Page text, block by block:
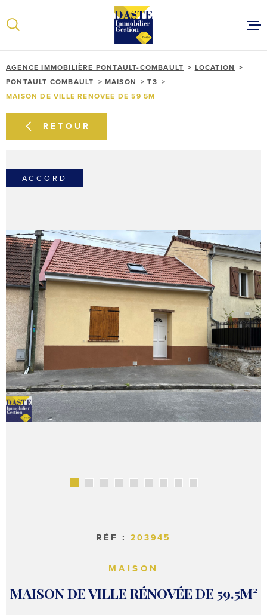
recherche
au
principal
au
ACCUEIL
VENTES
AGENCE IMMOBILIÈRE PONTAULT-COMBAULT
LOCATION
PONTAULT COMBAULT
MAISON
T3
MAISON DE VILLE RENOVEE DE 59 5M
RETOUR
ACCORD
RÉF :203945
MAISON
MAISON DE VILLE RÉNOVÉE DE 59.5M²